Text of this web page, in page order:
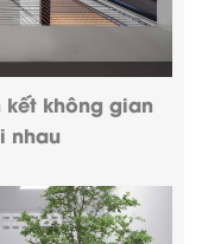
không gian
nhau